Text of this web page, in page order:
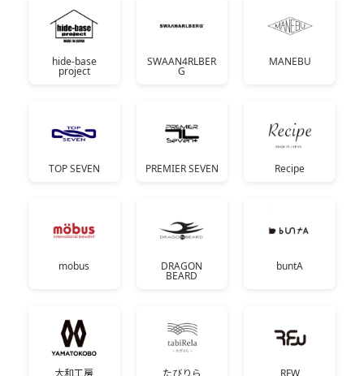
hide-base
project
SWAAN4RLBER
G
MANEBU
TOP SEVEN PREMIER SEVEN Recipe
mobus DRAGON
BEARD
buntA
大和工房 たびりら RFW